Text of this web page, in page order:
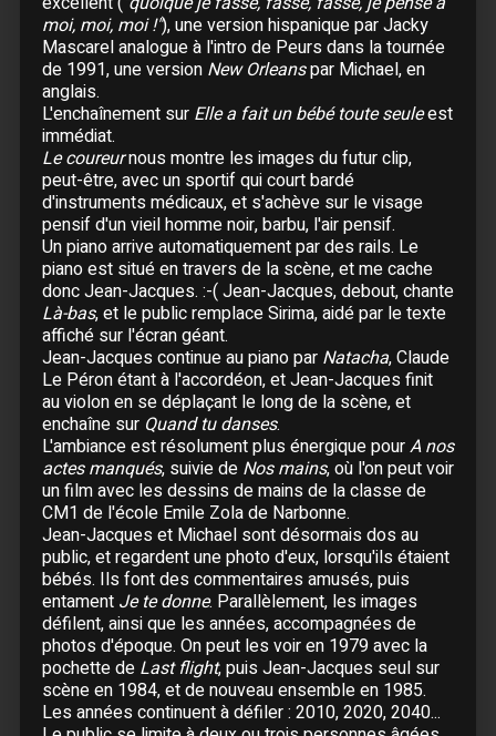
08 Mai : Genève- Arena
09 Mai : Neuchâtel- Patinoire du Littoral
11 Mai : Lausanne- Patinoire de Malley
12 Mai : Strasbourg - Rhenus
13 Mai :
14 Mai :Nancy- Zénith
15 Mai :Lille - Zénith
17 Mai :Paris- Zénith
18 Mai :Paris- Zénith
19 Mai :Paris- Zénith
20 Mai :Paris - Zénith
22 Mai :Bruxelles (Belgique) - Forest National
23 Mai :Bruxelles (Belgique) - Forest National
24 Mai :Bruxelles (Belgique) - Forest National
25 Mai :Orléans- Zénith
27 Mai :Toulouse - Palais des Sports
28 Mai :Toulouse- Palais des Sports
29 Mai :Bordeaux- Patinoire Mériadeck
30 Mai :Bordeaux- Patinoire Mériadeck
Juin
02 Juin :Clermont-Ferrand- Maison des
Sports
03 Juin :Clermont-Ferrand- Maison des
Sports
moi, moi, moi !"), une version hispanique par Jacky
Mascarel analogue à l'intro de Peurs dans la tournée
de 1991, une version New Orleanspar Michael, en
anglais.
L'enchaînement sur Elle a fait un bébé toute seuleest
immédiat.
Le coureurnous montre les images du futur clip,
peut-être, avec un sportif qui court bardé
d'instruments médicaux, et s'achève sur le visage
pensif d'un vieil homme noir, barbu, l'air pensif.
Un piano arrive automatiquement par des rails. Le
piano est situé en travers de la scène, et me cache
donc Jean-Jacques. :-( Jean-Jacques, debout, chante
Là-bas, et le public remplace Sirima, aidé par le texte
affiché sur l'écran géant.
Jean-Jacques continue au piano par Natacha, Claude
Le Péron étant à l'accordéon, et Jean-Jacques finit
au violon en se déplaçant le long de la scène, et
enchaîne sur Quand tu danses.
L'ambiance est résolument plus énergique pourA nos
actes manqués, suivie de Nos mains, où l'on peut voir
un film avec les dessins de mains de la classe de
CM1 de l'école Emile Zola de Narbonne.
Jean-Jacques et Michael sont désormais dos au
public, et regardent une photo d'eux, lorsqu'ils étaient
bébés. Ils font des commentaires amusés, puis
entament Je te donne. Parallèlement, les images
défilent, ainsi que les années, accompagnées de
photos d'époque. On peut les voir en 1979 avec la
pochette de Last flight, puis Jean-Jacques seul sur
scène en 1984, et de nouveau ensemble en 1985.
Les années continuent à défiler : 2010, 2020, 2040...